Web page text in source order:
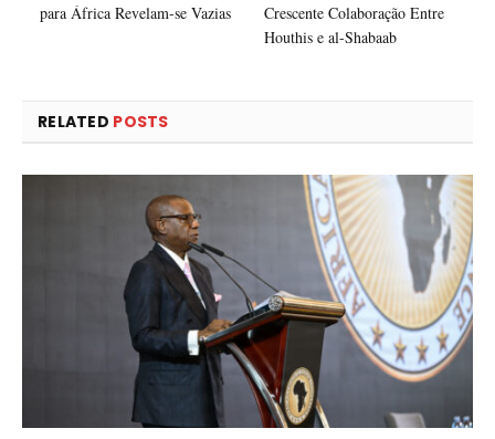
para África Revelam-se Vazias
Crescente Colaboração Entre
Houthis e al-Shabaab
RELATED POSTS